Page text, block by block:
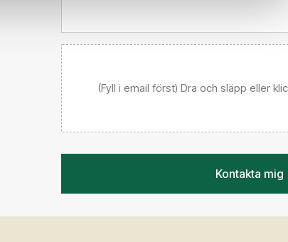
(Fyll i email först) Dra och släpp eller
Kontakta mig